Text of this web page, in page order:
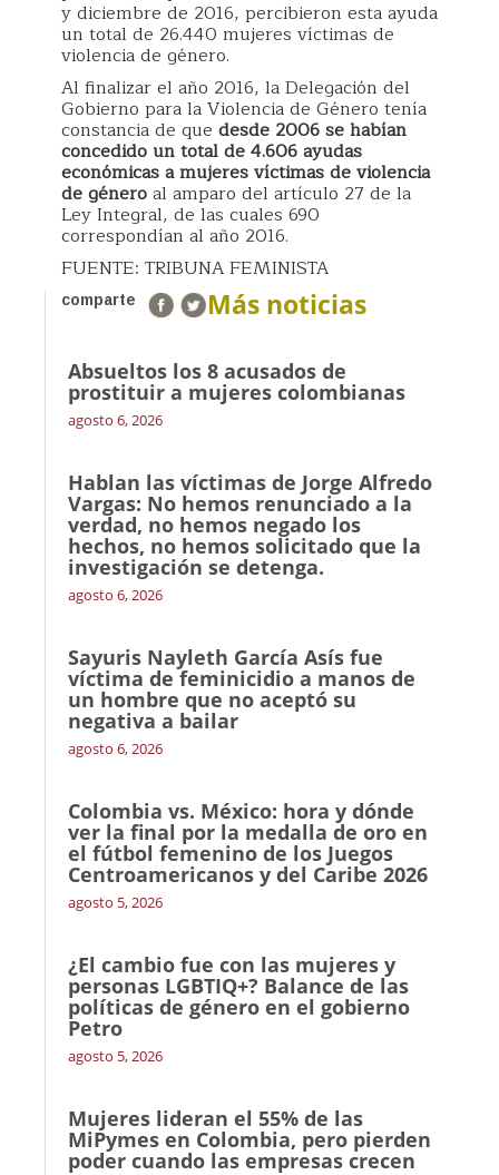
y diciembre de 2016, percibieron esta ayuda
un total de 26.440 mujeres víctimas de
violencia de género.
Al finalizar el año 2016, la Delegación del
Gobierno para la Violencia de Género tenía
constancia de que desde 2006 se habían
concedido un total de 4.606 ayudas
económicas a mujeres víctimas deviolencia
de géneroal amparo del artículo 27 de la
Ley Integral, de las cuales 690
correspondían al año 2016.
FUENTE: TRIBUNA FEMINISTA
comparte Más noticias
Absueltos los 8 acusados de
prostituir a mujeres colombianas
agosto 6, 2026
Hablan las víctimas de Jorge Alfredo
Vargas: No hemos renunciado a la
verdad, no hemos negado los
hechos, no hemos solicitado que la
investigación se detenga.
agosto 6, 2026
Sayuris Nayleth García Asís fue
víctima de feminicidio a manos de
un hombre que no aceptó su
negativa a bailar
agosto 6, 2026
Colombia vs. México: hora y dónde
ver la final por la medalla de oro en
el fútbol femenino de los Juegos
Centroamericanos y del Caribe 2026
agosto 5, 2026
¿El cambio fue con las mujeres y
personas LGBTIQ+? Balance de las
políticas de género en el gobierno
Petro
agosto 5, 2026
Mujeres lideran el 55% de las
MiPymes en Colombia, pero pierden
poder cuando las empresas crecen